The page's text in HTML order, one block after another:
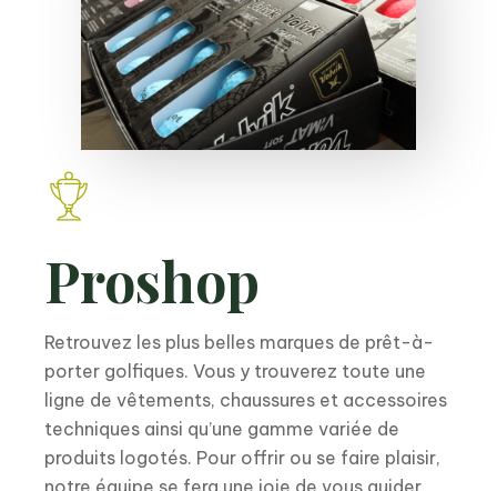
Proshop
Retrouvez les plus belles marques de prêt-à-
porter golfiques. Vous y trouverez toute une
ligne de vêtements, chaussures et accessoires
techniques ainsi qu’une gamme variée de
produits logotés. Pour offrir ou se faire plaisir,
notre équipe se fera une joie de vous guider